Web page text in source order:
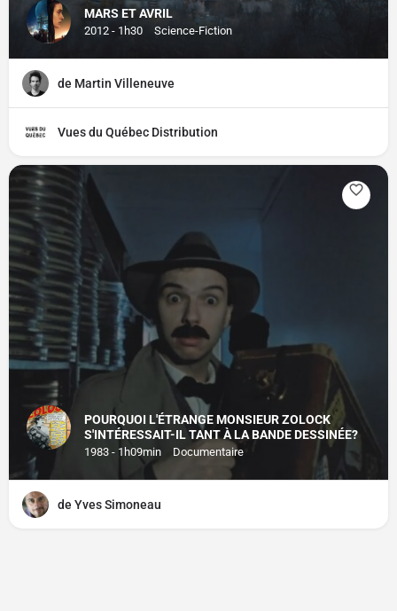
MARS ET AVRIL
2012 - 1h30 Science-Fiction
de Martin Villeneuve
Vues du Québec Distribution
POURQUOI L'ÉTRANGE MONSIEUR ZOLOCK
S'INTÉRESSAIT-IL TANT À LA BANDE DESSINÉE?
1983 - 1h09min Documentaire
de Yves Simoneau